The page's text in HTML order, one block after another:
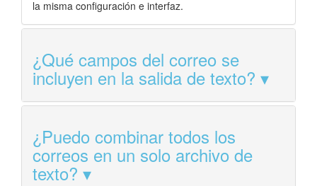
la misma configuración e interfaz.
¿Qué campos del correo se
incluyen en la salida de texto?
¿Puedo combinar todos los
correos en un solo archivo de
texto?